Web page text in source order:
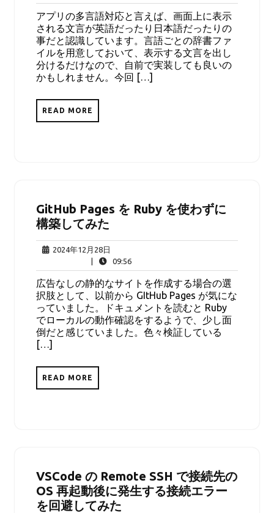
12
月
29
日
アプリの多言語対応と言えば、画面上に表示
される文言が英語だったり日本語だったりの
事だと認識しています。言語ごとの辞書ファ
イルを用意しておいて、表示する文言を出し
分けるだけなので、自前で実装しても良いの
かもしれません。今回 […]
READ MORE
GitHub Pages を Ruby を使わずに
構築してみた
2024年12月28日
年
12
月
28
日
09:5609:56
広告なしの静的なサイトを作成する場合の選
択肢として、以前から GItHub Pages が気にな
っていました。ドキュメントを読むと Ruby
でローカルの動作確認をするようで、少し面
倒だと感じていました。色々検証している
[…]
READ MORE
VSCode の Remote SSH で接続先の
OS 再起動後に発生する接続エラー
を回避してみた